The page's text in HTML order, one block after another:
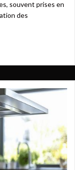
souvent prises en
des